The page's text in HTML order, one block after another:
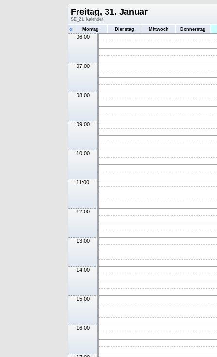
Freitag, 31. Januar
SE_ZL Kalender
« Montag Dienstag Mittwoch Donnerstag
06:00
07:00
08:00
09:00
10:00
11:00
12:00
13:00
14:00
15:00
16:00